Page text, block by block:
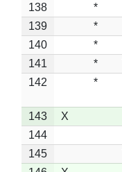
138
*
139
*
140
*
141
*
142
*
143
X
144
145